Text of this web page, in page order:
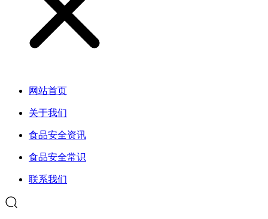
网站首页
关于我们
食品安全资讯
食品安全常识
联系我们